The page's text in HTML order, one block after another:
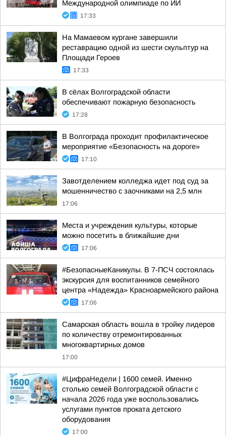
Международной олимпиаде по ИИ
17:33
На Мамаевом кургане завершили
реставрацию одной из шести скульптур на
Площади Героев
17:33
В сёлах Волгоградской области
обеспечивают пожарную безопасность
17:28
В Волгограда проходит профилактическое
мероприятие «Безопасность на дороге»
17:10
Завотделением колледжа идет под суд за
мошенничество с заочниками на 2,5 млн
17:06
Места и учреждения культуры, которые
можно посетить в ближайшие дни
17:06
#БезопасныеКаникулы. В 7-ПСЧ состоялась
экскурсия для воспитанников семейного
центра «Надежда» Красноармейского района
17:06
Самарская область вошла в тройку лидеров
по количеству отремонтированных
многоквартирных домов
17:00
#ЦифраНедели | 1600 семей. Именно
столько семей Волгоградской области с
начала 2026 года уже воспользовались
услугами пунктов проката детского
оборудования
17:00